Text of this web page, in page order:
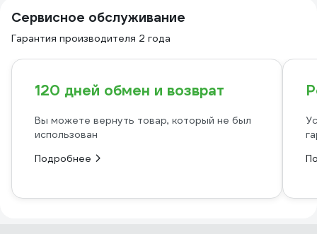
Сервисное обслуживание
Гарантия производителя 2 года
120 дней обмен и возврат
Вы можете вернуть товар, который не был
использован
Подробнее